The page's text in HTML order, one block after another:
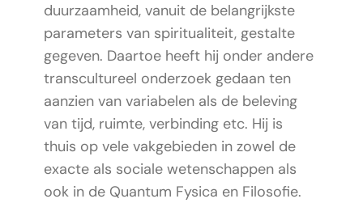
duurzaamheid, vanuit de belangrijkste
parameters van spiritualiteit, gestalte
gegeven. Daartoe heeft hij onder andere
transcultureel onderzoek gedaan ten
aanzien van variabelen als de beleving
van tijd, ruimte, verbinding etc. Hij is
thuis op vele vakgebieden in zowel de
exacte als sociale wetenschappen als
ook in de Quantum Fysica en Filosofie.